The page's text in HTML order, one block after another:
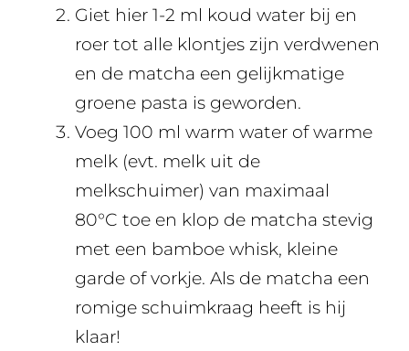
Giet hier 1-2 ml koud water bij en
roer tot alle klontjes zijn verdwenen
en de matcha een gelijkmatige
groene pasta is geworden.
Voeg 100 ml warm water of warme
melk (evt. melk uit de
melkschuimer) van maximaal
80°C toe en klop de matcha stevig
met een bamboe whisk, kleine
garde of vorkje. Als de matcha een
romige schuimkraag heeft is hij
klaar!